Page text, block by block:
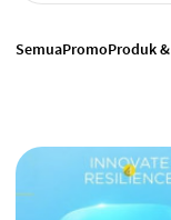
SemuaPromoProduk